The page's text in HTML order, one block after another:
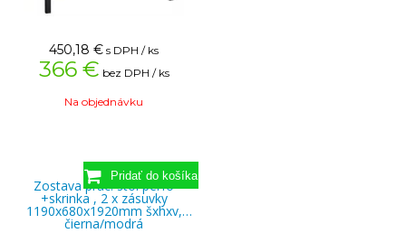
450,18 € s DPH / ks
366 € bez DPH / ks
Na objednávku
Zostava prac. stôl perfo
+skrinka , 2 x zásuvky
1190x680x1920mm šxhxv,
čierna/modrá